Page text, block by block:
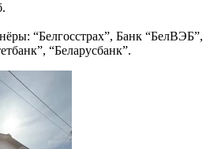
“Белгосстрах”, Банк “БелВЭБ”,
“Беларусбанк”.